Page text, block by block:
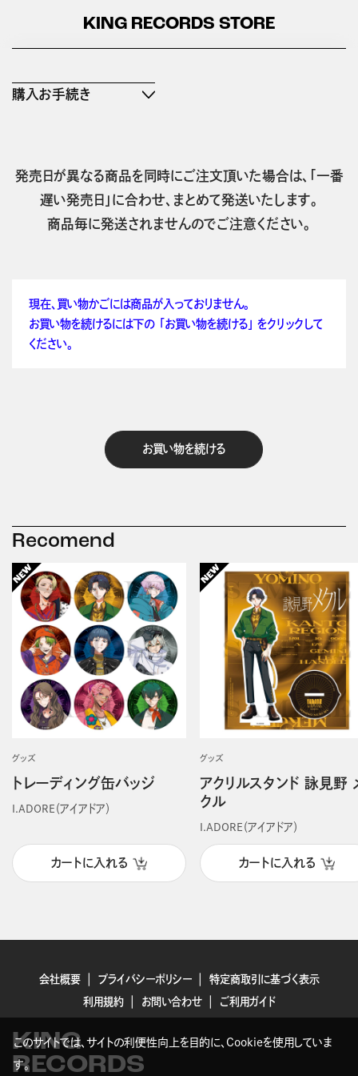
KING RECORDS STORE
購入お手続き
発売日が異なる商品を同時にご注文頂いた場合は、「一番
遅い発売日」に合わせ、まとめて発送いたします。
商品毎に発送されませんのでご注意ください。
現在、買い物かごには商品が入っておりません。
お買い物を続けるには下の 「お買い物を続ける」 をクリックして
ください。
お買い物を続ける
Recomend
グッズ
トレーディング缶バッジ
I.ADORE（アイアドア）
カートに入れる
グッズ
アクリルスタンド 詠見野
クル
I.ADORE（アイアドア）
カートに入れる
会社概要 プライバシーポリシー
特定商取引に基づく表示
利用規約
お問い合わせ ご利用ガイド
KING
RECORDS
このサイトでは、サイトの利便性向上を目的に、Cookieを使用していま
す。